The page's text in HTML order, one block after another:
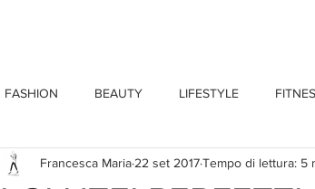
FASHION BEAUTY LIFESTYLE
Francesca Maria 22 set 2017Tempo di lettura: 5